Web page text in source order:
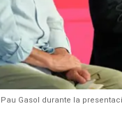
Pau Gasol durante la